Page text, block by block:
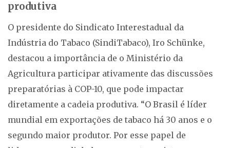
produtiva
O presidente do Sindicato Interestadual da
Indústria do Tabaco (SindiTabaco), Iro Schünke,
destacou a importância de o Ministério da
Agricultura participar ativamente das discussões
preparatórias à COP-10, que pode impactar
diretamente a cadeia produtiva. “O Brasil é líder
mundial em exportações de tabaco há 30 anos e o
segundo maior produtor. Por esse papel de